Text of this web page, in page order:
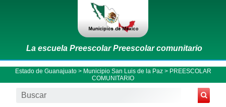
La escuela Preescolar Preescolar comunitario
Estado de Guanajuato> Municipio San Luis de la Paz> PREESCOLAR
COMUNITARIO